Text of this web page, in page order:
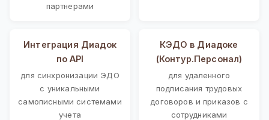
партнерами
Интеграция Диадок
по API
для синхронизации ЭДО
с уникальными
самописными системами
учета
КЭДО в Диадоке
(Контур.Персонал)
для удаленного
подписания трудовых
договоров и приказов с
сотрудниками